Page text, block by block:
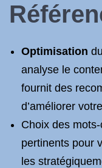
Optimisation
analyse le
fournit des
d’améliorer
Choix des
pertinents pour
les